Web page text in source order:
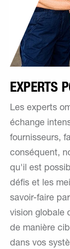
EXPERTS
Les experts
échange
fournisseurs,
conséquent,
qu'il est
défis et les
savoir-faire
vision globale
de manière
dans vos